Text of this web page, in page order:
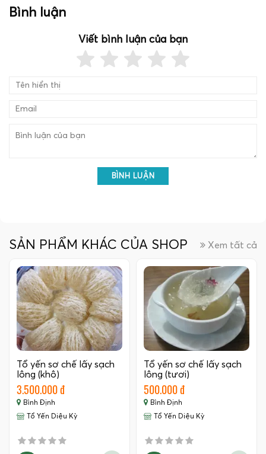
Bình luận
Viết bình luận của bạn
BÌNH LUẬN
SẢN PHẨM KHÁC CỦA SHOP Xem tất cả
Tổ yến sơ chế lấy sạch
lông (khô)
3.500.000 đ
Bình Định
Tổ Yến Diệu Kỳ
Tổ yến sơ chế lấy sạch
lông (tươi)
500.000 đ
Bình Định
Tổ Yến Diệu Kỳ